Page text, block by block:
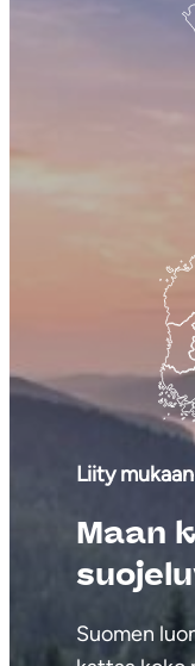
Liity mukaan
Maan
Suomen